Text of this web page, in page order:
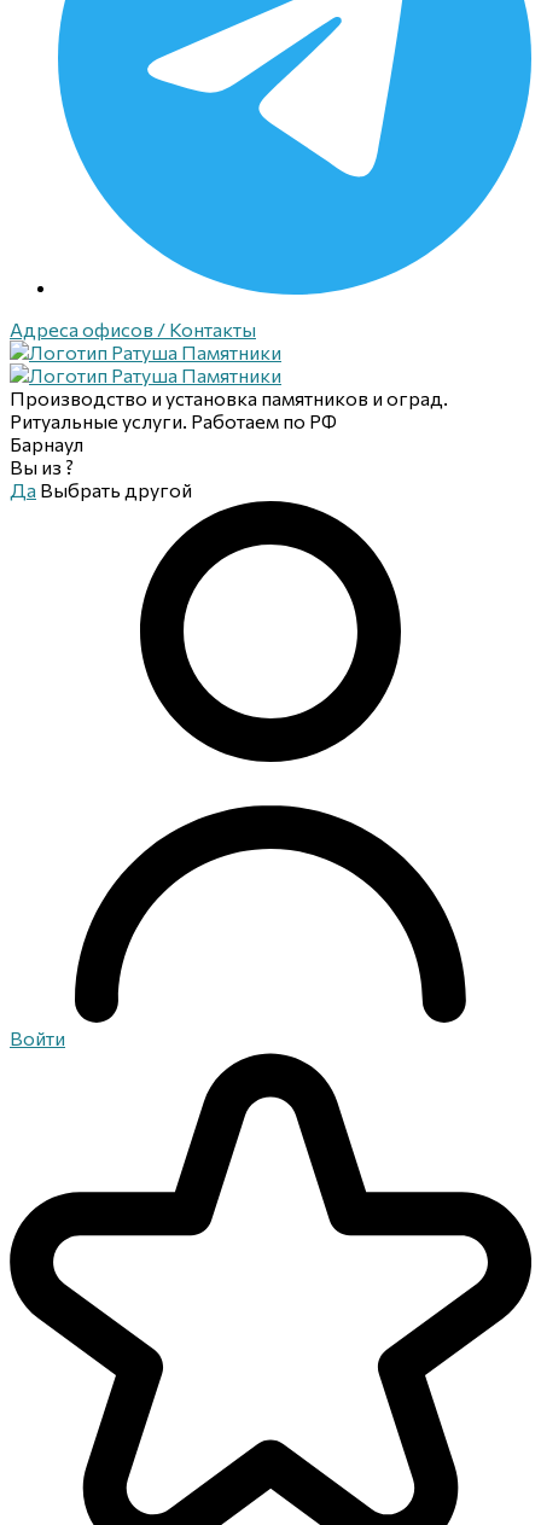
Адреса офисов / Контакты
Производство и установка памятников и оград.
Ритуальные услуги. Работаем по РФ
Барнаул
Вы из ?
Да Выбрать другой
Войти